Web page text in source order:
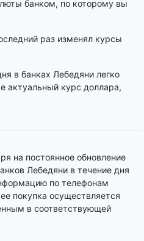
банком, по которому вы
раз изменял курсы
в банках Лебедяни легко
актуальный курс доллара,
на постоянное обновление
Лебедяни в течение дня
по телефонам
покупка осуществляется
в соответствующей